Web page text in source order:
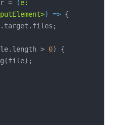
= (e:
) => {
> 0) {